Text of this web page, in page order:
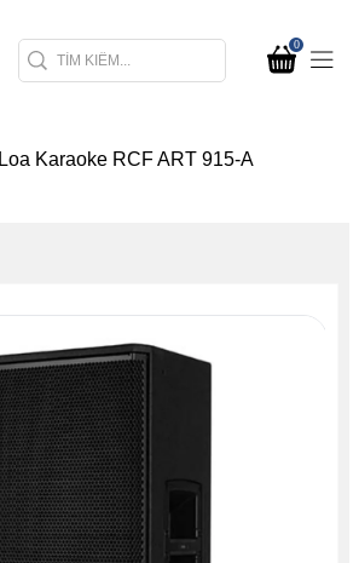
0
Loa Karaoke RCF ART 915-A